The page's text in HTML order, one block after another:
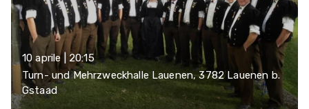
10 aprile | 20:15
Turn- und Mehrzweckhalle Lauenen, 3782 Lauenen b.
Gstaad